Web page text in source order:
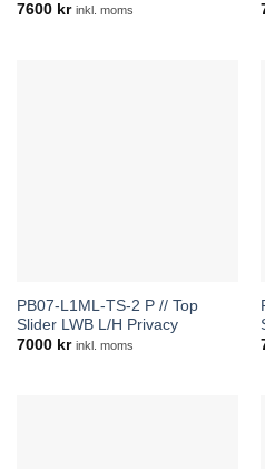
7600 kr inkl. moms
PB07-L1ML-TS-2 P // Top
Slider LWB L/H Privacy
7000 kr inkl. moms